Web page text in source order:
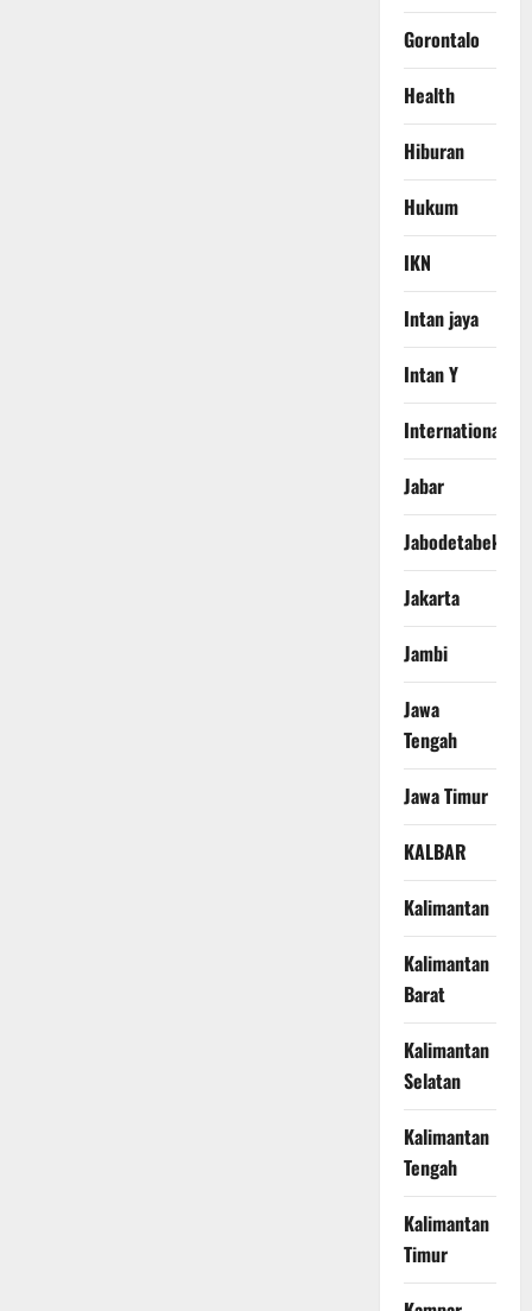
Gorontalo
Health
Hiburan
Hukum
IKN
Intan jaya
Intan Y
International
Jabar
Jabodetabek
Jakarta
Jambi
Jawa
Tengah
Jawa Timur
KALBAR
Kalimantan
Kalimantan
Barat
Kalimantan
Selatan
Kalimantan
Tengah
Kalimantan
Timur